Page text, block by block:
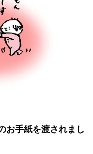
お手紙を渡されまし